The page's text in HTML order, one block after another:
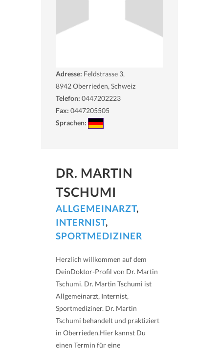
Adresse: Feldstrasse 3,
8942Oberrieden, Schweiz
Telefon: 0447202223
Fax: 0447205505
Sprachen:
DR. MARTIN
TSCHUMI
ALLGEMEINARZT,
INTERNIST,
SPORTMEDIZINER
Herzlich willkommen auf dem
DeinDoktor-Profil von Dr. Martin
Tschumi. Dr. Martin Tschumi ist
Allgemeinarzt, Internist,
Sportmediziner. Dr. Martin
Tschumi behandelt und praktiziert
in Oberrieden.Hier kannst Du
einen Termin für eine